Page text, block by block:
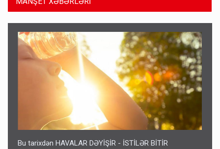
Bu tarixdən HAVALAR DƏYİŞİR - İSTİLƏR BİTİR